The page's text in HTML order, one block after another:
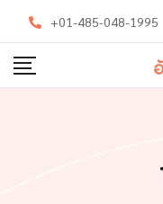
content
+01-485-048-1995